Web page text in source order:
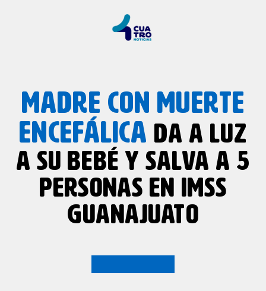
MADRE CON MUERTE
ENCEFÁLICA DA A LUZ
A SU BEBÉ Y SALVA A 5
PERSONAS EN IMSS
GUANAJUATO